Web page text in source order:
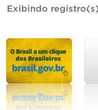
Exibindo